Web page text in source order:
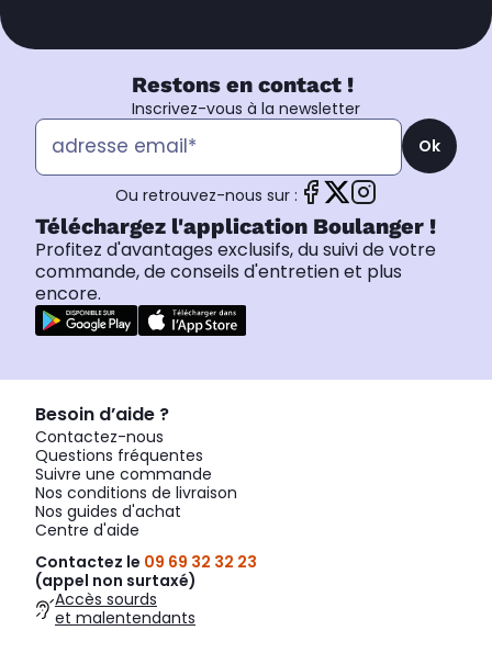
Restons en contact !
Inscrivez-vous à la newsletter
Ok
Ou retrouvez-nous sur :
Téléchargez l'application Boulanger !
Profitez d'avantages exclusifs, du suivi de votre
commande, de conseils d'entretien et plus
encore.
Besoin d’aide ?
Contactez-nous
Questions fréquentes
Suivre une commande
Nos conditions de livraison
Nos guides d'achat
Centre d'aide
Contactez le 09 69 32 32 23
(appel non surtaxé)
Accès sourds
et malentendants